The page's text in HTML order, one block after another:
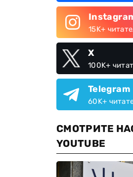
15K+
X
100K+
Telegram
60K+
СМОТРИТЕ
YOUTUBE